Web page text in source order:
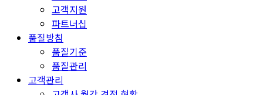
고객지원
파트너십
품질방침
품질기준
품질관리
고객관리